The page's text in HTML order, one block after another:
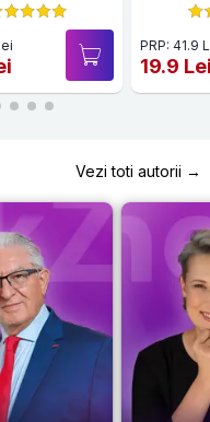
PRP: 41.9
19.9
Vezi toti autorii →